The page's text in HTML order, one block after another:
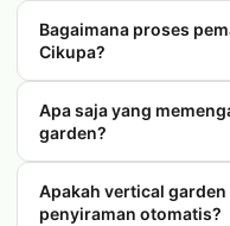
Bagaimana proses
Cikupa?
Apa saja yang
garden?
Apakah vertical
penyiraman otomatis?